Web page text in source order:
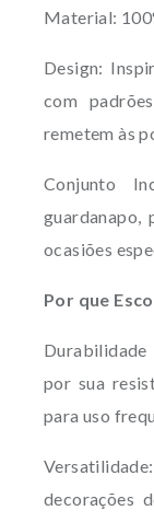
Material:
Design:
com
remetem às
Conjunto
guardanapo,
ocasiões
Por que
por sua
para uso
decorações